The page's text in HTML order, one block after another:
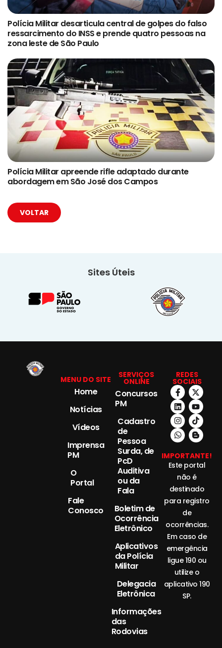
Polícia Militar desarticula central de golpes do falso
ressarcimento do INSS e prende quatro pessoas na
zona leste de São Paulo
Polícia Militar apreende rifle adaptado durante
abordagem em São José dos Campos
VOLTAR
Sites Úteis
MENU DO SITE
Home
Notícias
Vídeos
Imprensa
PM
O
Portal
Fale
Conosco
SERVIÇOS
ONLINE
Concursos
PM
Cadastro
de
Pessoa
Surda, de
PcD
Auditiva
ou da
Fala
Boletim de
Ocorrência
Eletrônico
Aplicativos
da Polícia
Militar
Delegacia
Eletrônica
Informações
das
Rodovias
REDES
SOCIAIS
IMPORTANTE!
Este portal
não é
destinado
para registro
de
ocorrências.
Em caso de
emergência
ligue 190 ou
utilize o
aplicativo 190
SP.